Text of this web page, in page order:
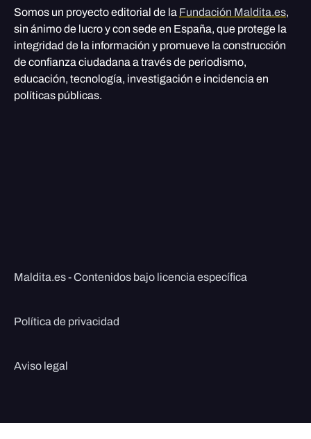
Somos un proyecto editorial de la Fundación Maldita.es,
sin ánimo de lucro y con sede en España, que protege la
integridad de la información y promueve la construcción
de confianza ciudadana a través de periodismo,
educación, tecnología, investigación e incidencia en
políticas públicas.
Maldita.es - Contenidos bajo licencia específica
Política de privacidad
Aviso legal